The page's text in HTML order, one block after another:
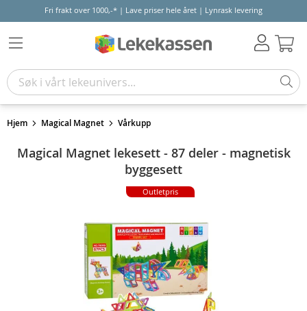
Fri frakt over 1000,-* | Lave priser hele året | Lynrask levering
Hjem Magical Magnet Vårkupp
Magical Magnet lekesett - 87 deler - magnetisk
byggesett
Outletpris